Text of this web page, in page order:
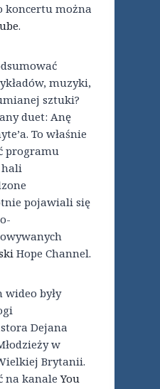
koncertu można
.
muzyki,
sztuki?
duet: Anę
To właśnie
programu
hali
pojawiali się
Hope Channel.
były
Dejana
w
Brytanii.
na kanaleYou